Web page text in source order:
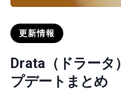
更新情報
Drata（ドラータ
プデートまとめ